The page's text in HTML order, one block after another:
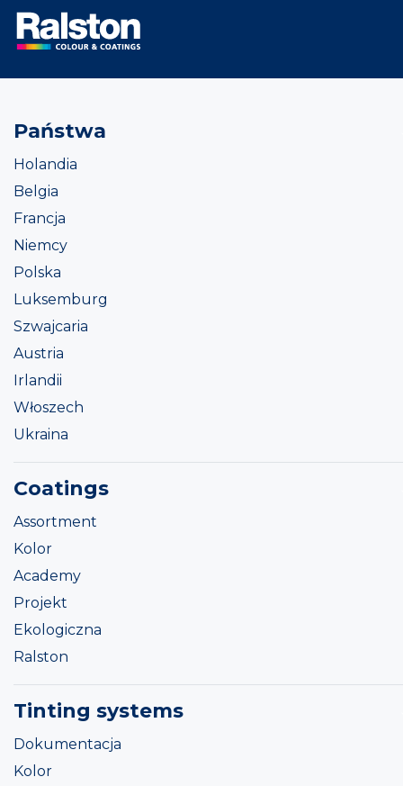
Państwa
Holandia
Belgia
Francja
Niemcy
Polska
Luksemburg
Szwajcaria
Austria
Irlandii
Włoszech
Ukraina
Coatings
Assortment
Kolor
Academy
Projekt
Ekologiczna
Ralston
Tinting systems
Dokumentacja
Kolor